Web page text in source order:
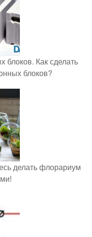
блоков. Как сделать
блоков?
делать флорариум